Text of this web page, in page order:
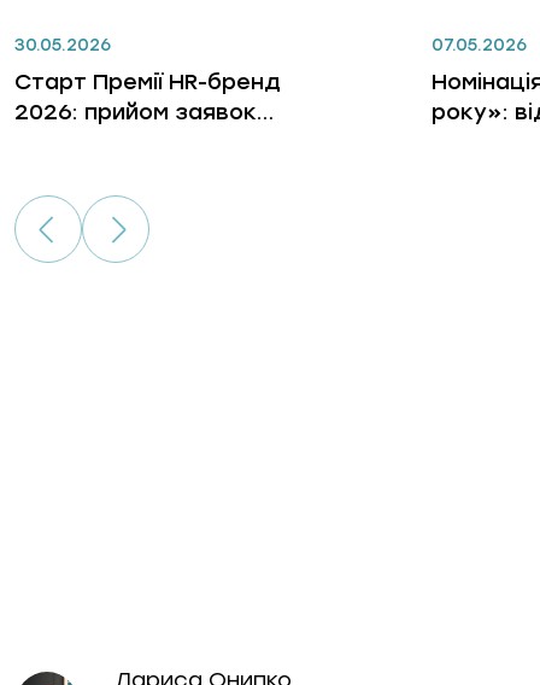
30.05.2026
Старт Премії HR-бренд
2026: прийом заявок
07.05.2026
року»: